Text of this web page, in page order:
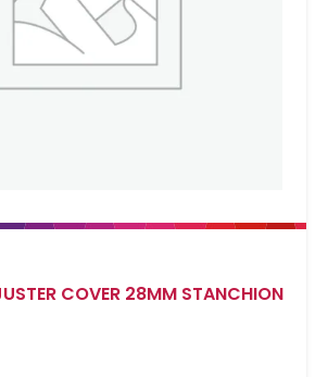
COVER 28MM STANCHION